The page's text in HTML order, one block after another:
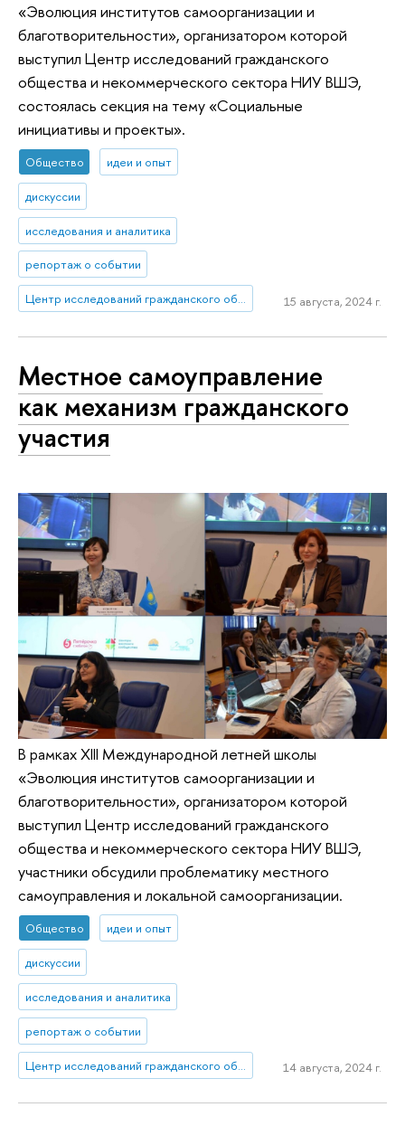
«Эволюция институтов самоорганизации и
благотворительности», организатором которой
выступил Центр исследований гражданского
общества и некоммерческого сектора НИУ ВШЭ,
состоялась секция на тему «Социальные
инициативы и проекты».
Общество идеи и опыт
дискуссии
исследования и аналитика
репортаж о событии
Центр исследований гражданского общества и некоммерческого сектора 15 августа, 2024 г.
Местное самоуправление
как механизм гражданского
участия
В рамках XIII Международной летней школы
«Эволюция институтов самоорганизации и
благотворительности», организатором которой
выступил Центр исследований гражданского
общества и некоммерческого сектора НИУ ВШЭ,
участники обсудили проблематику местного
самоуправления и локальной самоорганизации.
Общество идеи и опыт
дискуссии
исследования и аналитика
репортаж о событии
Центр исследований гражданского общества и некоммерческого сектора 14 августа, 2024 г.